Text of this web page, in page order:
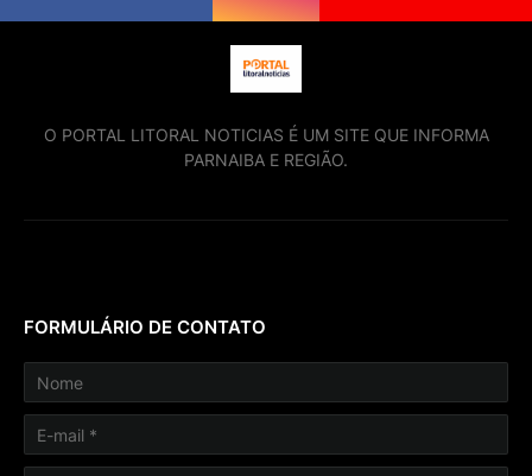
O PORTAL LITORAL NOTICIAS É UM SITE QUE INFORMA
PARNAIBA E REGIÃO.
FORMULÁRIO DE CONTATO